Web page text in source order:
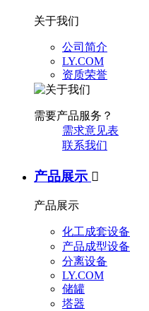
关于我们
公司简介
LY.COM
资质荣誉
需要产品服务？
需求意见表
联系我们
产品展示 
产品展示
化工成套设备
产品成型设备
分离设备
LY.COM
储罐
塔器